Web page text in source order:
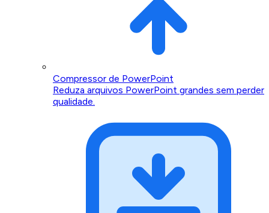
Compressor de PowerPoint
Reduza arquivos PowerPoint grandes sem perder
qualidade.